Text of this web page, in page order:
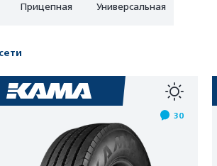
Прицепная Универсальная
30